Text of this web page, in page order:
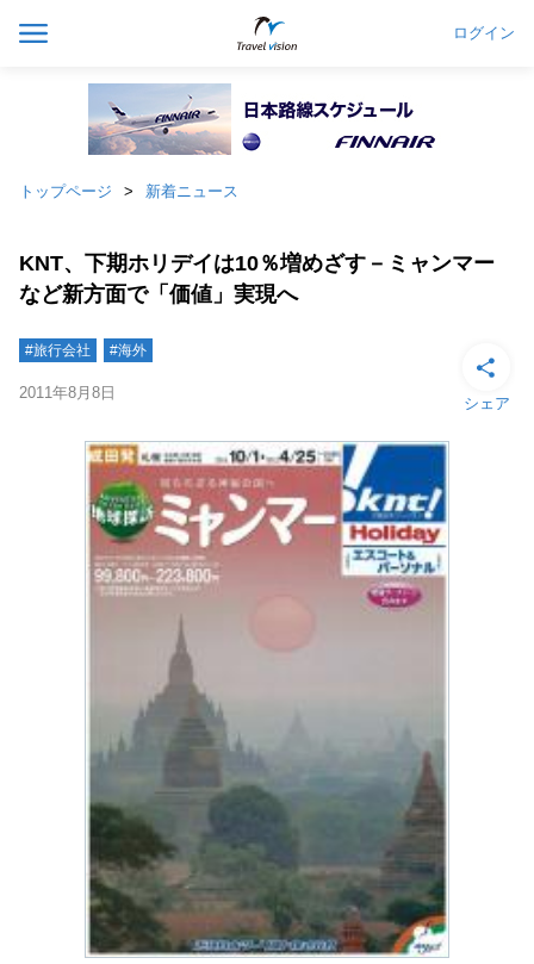
ログイン
トップページ 新着ニュース
KNT、下期ホリデイは10％増めざす－ミャンマー
など新方面で「価値」実現へ
#旅行会社 #海外
2011年8月8日
シェア